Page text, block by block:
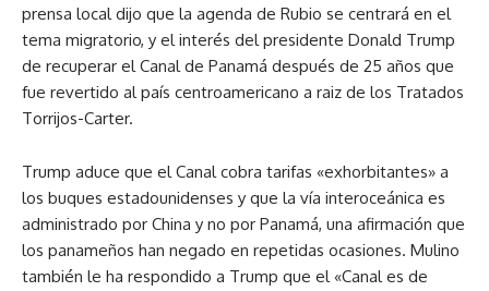
prensa local dijo que la agenda de Rubio se centrará en el
tema migratorio, y el interés del presidente Donald Trump
de recuperar el Canal de Panamá después de 25 años que
fue revertido al país centroamericano a raiz de los Tratados
Torrijos-Carter.
Trump aduce que el Canal cobra tarifas «exhorbitantes» a
los buques estadounidenses y que la vía interoceánica es
administrado por China y no por Panamá, una afirmación que
los panameños han negado en repetidas ocasiones. Mulino
también le ha respondido a Trump que el «Canal es de